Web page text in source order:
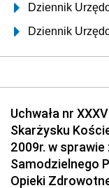
Dziennik
Dziennik
Dziennik
Elektronicznej
Dziennik
Administracji
Dziennik
Uchwała nr
Skarżysku
2009r. w
Samodzielnego
Opieki